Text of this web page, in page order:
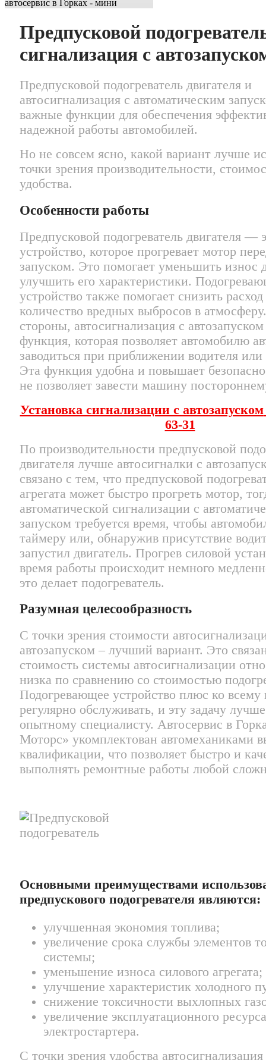
Предпусковой
сигнализация с
Предпусковой подогреватель двигателя и
автосигнализация с автоматическим
важные функции для обеспечения
надежной работы автомобилей.
Но не совсем ясно, какой вариант лучше
точки зрения производительности,
удобства.
Особенности работы
Предпусковой подогреватель двигателя —
устройство, которое прогревает мотор
запуском. Это помогает уменьшить износ
улучшить его характеристики.
устройство также помогает снизить
количество вредных выбросов в
стороны, автосигнализация с
функция, которая позволяет автомобилю
заводиться при приближении водителя
Эта функция удобна и повышает
не позволяет завести машину
Установка сигнализации с автозапуском
63-31
По производительности предпусковой
двигателя лучше автосигналки с
связано с тем, что предпусковой
агрегата может быстро прогреть мотор,
автоматической сигнализации с
запуском требуется время, чтобы
таймеру или, обнаружив присутствие
запустил двигатель. Прогрев силовой
время работы происходит немного
это делает подогреватель.
Разумная целесообразность
С точки зрения стоимости
автозапуском – лучший вариант. Это
стоимость системы автосигнализации
низка по сравнению со стоимостью
Подогревающее устройство плюс ко всему
регулярно обслуживать, и эту задачу
опытному специалисту. Автосервис в
Моторс» укомплектован автомеханиками
квалификации, что позволяет быстро и
выполнять ремонтные работы любой
Основными преимуществами
предпускового подогревателя являются:
улучшенная экономия топлива;
увеличение срока службы элементов
системы;
уменьшение износа силового агрегата;
улучшение характеристик холодного
снижение токсичности выхлопных
увеличение эксплуатационного ресурса
электростартера.
С точки зрения удобства автосигнализация